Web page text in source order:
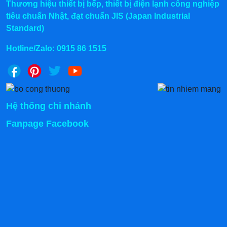
cầu bảo quản và trưng bày.
👉Bạn đang tìm dòng tủ mát trưng bày siêu thị
phù hợp với quy mô cửa hàng hoặc mô hình
kinh doanh của mình?
Khám phá ngay các dòng
dụng phổ biến tại cửa hàng tiện lợi, siêu thị mini,
Thương hiệu thiết bị bếp, thiết bị điện lạnh công nghiệp
tiêu chuẩn Nhật, đạt chuẩn JIS (Japan Industrial
Standard)
Hotline/Zalo: 0915 86 1515
Hệ thống chi nhánh
Fanpage Facebook